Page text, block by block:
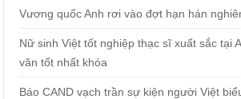
Vương quốc Anh rơi vào đợt hạn hán
Nữ sinh Việt tốt nghiệp thạc sĩ xuất sắc tại
văn tốt nhất khóa
Báo CAND vạch trần sự kiện người Việt